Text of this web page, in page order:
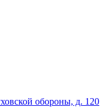
обороны, д. 120